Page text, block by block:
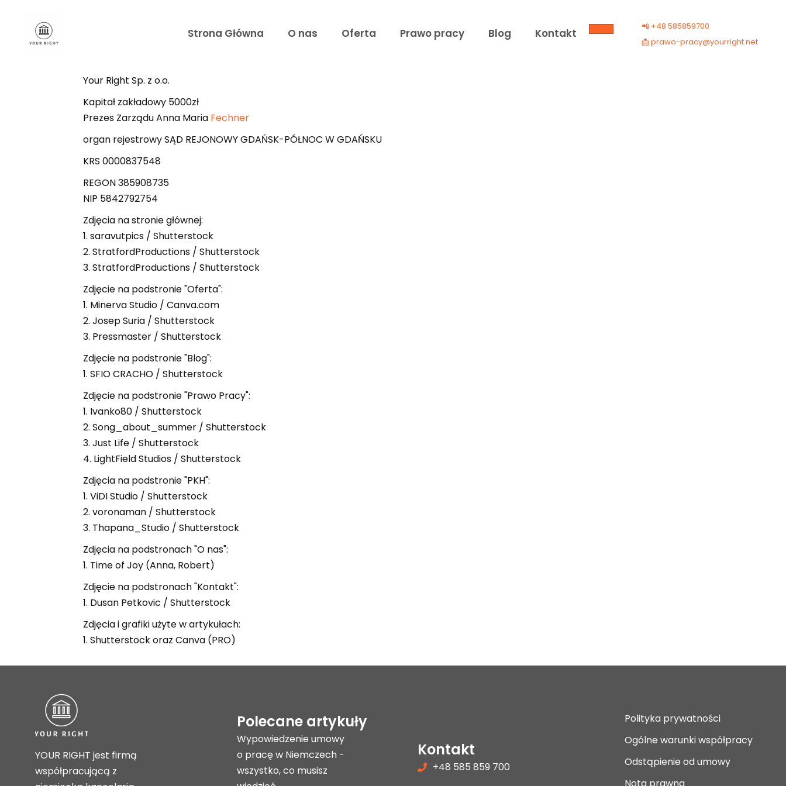
Strona Główna O nas Oferta Prawo pracy Blog Kontakt
📲 +48 585859700
📩 prawo-pracy@yourright.net
Your Right Sp. z o.o.
Kapitał zakładowy 5000zł
Prezes Zarządu Anna Maria Fechner
organ rejestrowy SĄD REJONOWY GDAŃSK-PÓŁNOC W GDAŃSKU
KRS 0000837548
REGON 385908735
NIP 5842792754
Zdjęcia na stronie głównej:
1. saravutpics / Shutterstock
2. StratfordProductions / Shutterstock
3. StratfordProductions / Shutterstock
Zdjęcie na podstronie "Oferta":
1. Minerva Studio / Canva.com
2. Josep Suria / Shutterstock
3. Pressmaster / Shutterstock
Zdjęcie na podstronie "Blog":
1. SFIO CRACHO / Shutterstock
Zdjęcie na podstronie "Prawo Pracy":
1. Ivanko80 / Shutterstock
2. Song_about_summer / Shutterstock
3. Just Life / Shutterstock
4. LightField Studios / Shutterstock
Zdjęcia na podstronie "PKH":
1. ViDI Studio / Shutterstock
2. voronaman / Shutterstock
3. Thapana_Studio / Shutterstock
Zdjęcia na podstronach "O nas":
1. Time of Joy (Anna, Robert)
Zdjęcie na podstronach "Kontakt":
1. Dusan Petkovic / Shutterstock
Zdjęcia i grafiki użyte w artykułach:
1. Shutterstock oraz Canva (PRO)
YOUR RIGHT jest firmą
współpracującą z
Polecane artykuły
Wypowiedzenie umowy
o pracę w Niemczech -
wszystko, co musisz
Kontakt
+48 585 859 700
Polityka prywatności
Ogólne warunki współpracy
Odstąpienie od umowy
Nota prawna